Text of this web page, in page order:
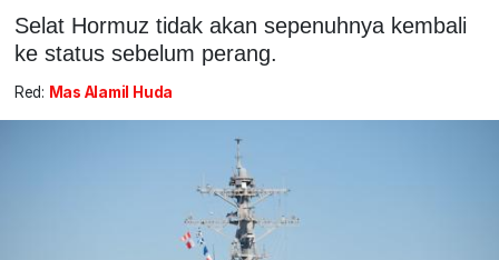
Selat Hormuz tidak akan sepenuhnya kembali
ke status sebelum perang.
Red: Mas Alamil Huda